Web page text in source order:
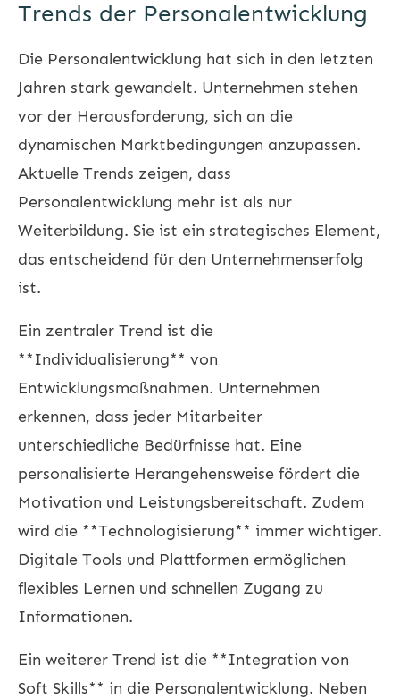
Trends der Personalentwicklung
Die Personalentwicklung hat sich in den letzten
Jahren stark gewandelt. Unternehmen stehen
vor der Herausforderung, sich an die
dynamischen Marktbedingungen anzupassen.
Aktuelle Trends zeigen, dass
Personalentwicklung mehr ist als nur
Weiterbildung. Sie ist ein strategisches Element,
das entscheidend für den Unternehmenserfolg
ist.
Ein zentraler Trend ist die
**Individualisierung** von
Entwicklungsmaßnahmen. Unternehmen
erkennen, dass jeder Mitarbeiter
unterschiedliche Bedürfnisse hat. Eine
personalisierte Herangehensweise fördert die
Motivation und Leistungsbereitschaft. Zudem
wird die **Technologisierung** immer wichtiger.
Digitale Tools und Plattformen ermöglichen
flexibles Lernen und schnellen Zugang zu
Informationen.
Ein weiterer Trend ist die **Integration von
Soft Skills** in die Personalentwicklung. Neben